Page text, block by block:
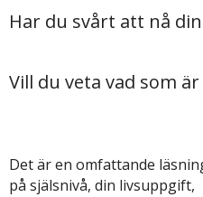
Har du svårt att nå
Vill du veta vad som
Det är en omfattande
på själsnivå, din livsuppgift,